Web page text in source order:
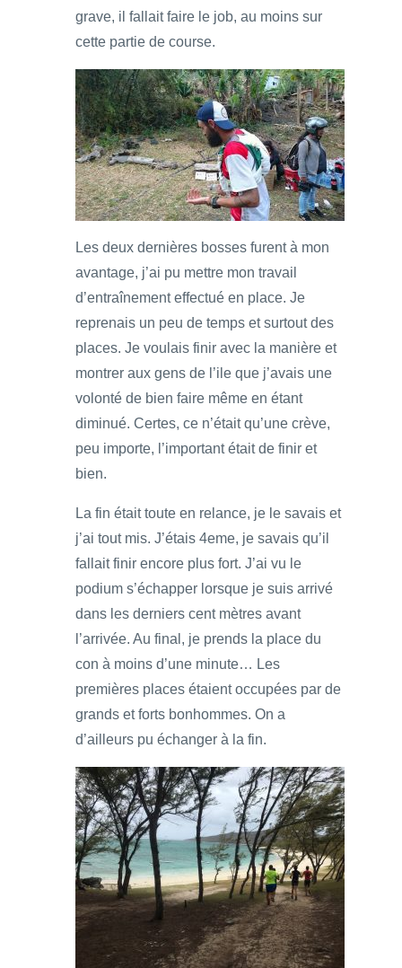
grave, il fallait faire le job, au moins sur
cette partie de course.
Les deux dernières bosses furent à mon
avantage, j’ai pu mettre mon travail
d’entraînement effectué en place. Je
reprenais un peu de temps et surtout des
places. Je voulais finir avec la manière et
montrer aux gens de l’ile que j’avais une
volonté de bien faire même en étant
diminué. Certes, ce n’était qu’une crève,
peu importe, l’important était de finir et
bien.
La fin était toute en relance, je le savais et
j’ai tout mis. J’étais 4eme, je savais qu’il
fallait finir encore plus fort. J’ai vu le
podium s’échapper lorsque je suis arrivé
dans les derniers cent mètres avant
l’arrivée. Au final, je prends la place du
con à moins d’une minute… Les
premières places étaient occupées par de
grands et forts bonhommes. On a
d’ailleurs pu échanger à la fin.